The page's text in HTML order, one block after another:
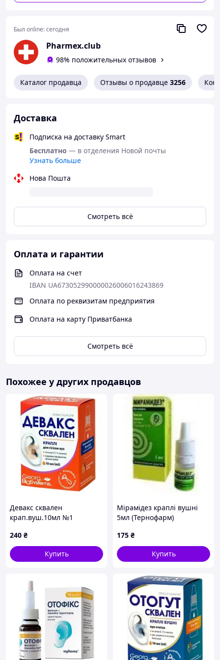
Постановка диагноза и выбор методики лечения
Мы не несем ответственности за возможные
негативные последствия, возникшие в результате
использования информации, размещенной на сайте.
Покупатель берет на себя риск повреждения/потери
Поставщиком Товара, при этом Поставщик прилагает
максимальные разумные усилия для документирования
Наши клиенты
Был online:сегодня
Pharmex.club
98% положительных отзывов
Каталог продавца Отзывы о продавце 3256
Доставка
Подписка на доставку Smart
Бесплатно — в отделения Новой почты
Узнать больше
Нова Пошта
Смотреть всё
Оплата и гарантии
Оплата на счет
IBAN UA673052990000026006016243869
Оплата по реквизитам предприятия
Оплата на карту Приватбанка
Смотреть всё
Похожее у других продавцов
Девакс сквален
крап.вуш.10мл №1
240 ₴
Купить
Мірамідез краплі вушні
5мл (Тернофарм)
175 ₴
Купить